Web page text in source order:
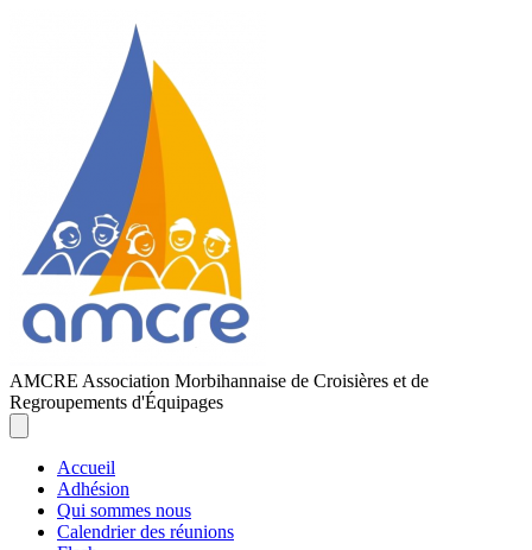
AMCRE Association Morbihannaise de Croisières et de
Regroupements d'Équipages
Accueil
Adhésion
Qui sommes nous
Calendrier des réunions